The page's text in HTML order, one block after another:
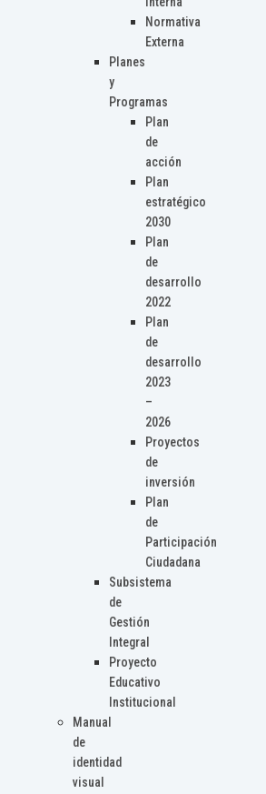
Normativa
Externa
Planes
y
Programas
Plan
de
acción
Plan
estratégico
2030
Plan
de
desarrollo
2022
Plan
de
desarrollo
2023
–
2026
Proyectos
de
inversión
Plan
de
Participación
Ciudadana
Subsistema
de
Gestión
Integral
Proyecto
Educativo
Institucional
Manual
de
identidad
visual